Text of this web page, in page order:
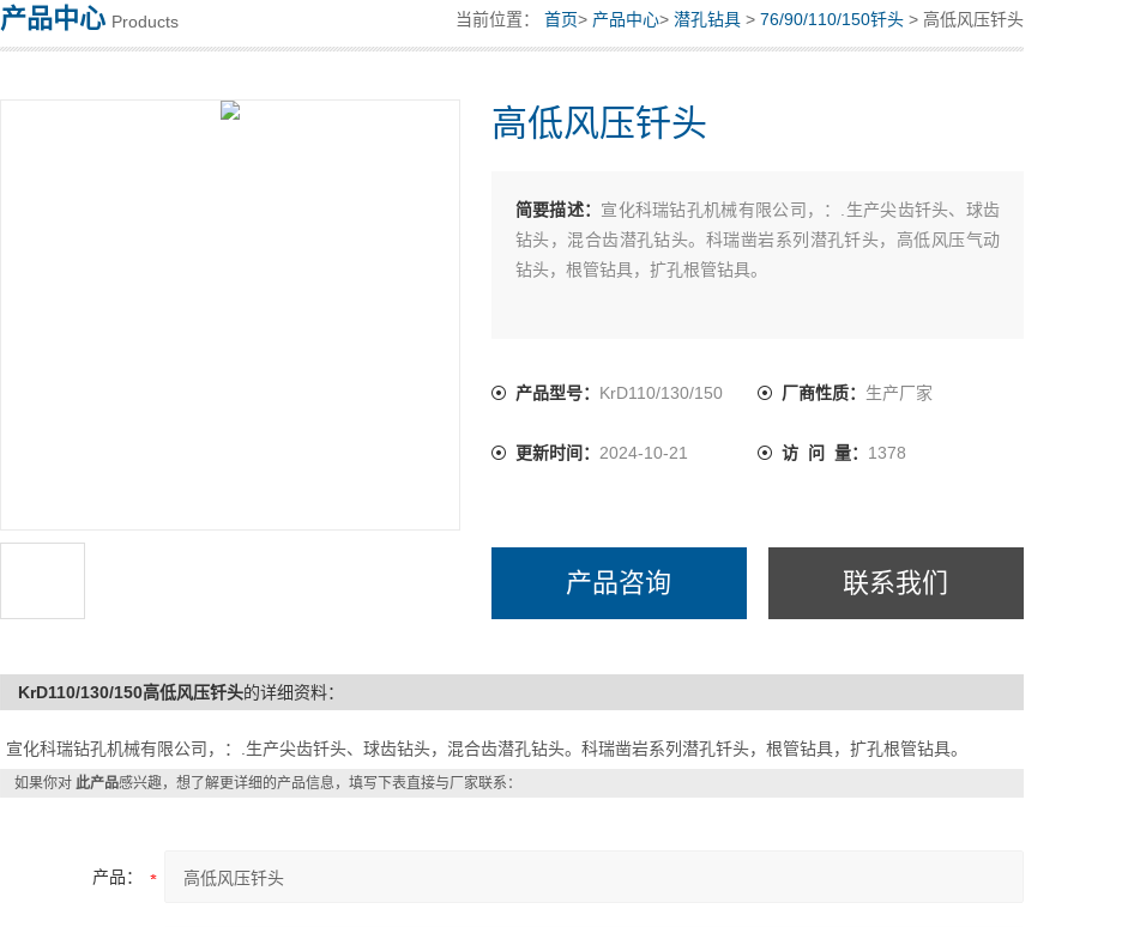
产品中心 Products 当前位置： 首页> 产品中心> 潜孔钻具 > 76/90/110/150钎头 > 高低风压钎头
高低风压钎头
简要描述： 宣化科瑞钻孔机械有限公司，：.生产尖齿钎头、球齿
钻头，混合齿潜孔钻头。科瑞凿岩系列潜孔钎头，高低风压气动
钻头，根管钻具，扩孔根管钻具。
产品型号： KrD110/130/150 厂商性质： 生产厂家
更新时间： 2024-10-21 访 问 量： 1378
产品咨询 联系我们
KrD110/130/150高低风压钎头的详细资料：
宣化科瑞钻孔机械有限公司，：.生产尖齿钎头、球齿钻头，混合齿潜孔钻头。科瑞凿岩系列潜孔钎头，根管钻具，扩孔根管钻具。
如果你对 此产品感兴趣，想了解更详细的产品信息，填写下表直接与厂家联系：
产品：